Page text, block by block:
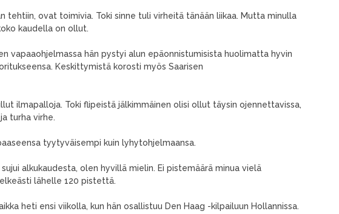
tehtiin, ovat toimivia. Toki sinne tuli virheitä tänään liikaa. Mutta minulla
kaudella on ollut.
vapaaohjelmassa hän pystyi alun epäonnistumisista huolimatta hyvin
Keskittymistä korosti myös Saarisen
ilmapalloja. Toki flipeistä jälkimmäinen olisi ollut täysin ojennettavissa,
turha virhe.
tyytyväisempi kuin lyhytohjelmaansa.
alkukaudesta, olen hyvillä mielin. Ei pistemäärä minua vielä
lähelle 120 pistettä.
heti ensi viikolla, kun hän osallistuu Den Haag -kilpailuun Hollannissa.